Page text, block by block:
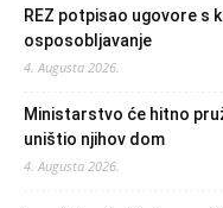
REZ potpisao ugovore s
osposobljavanje
4. Augusta 2026.
Ministarstvo će hitno
uništio njihov dom
4. Augusta 2026.